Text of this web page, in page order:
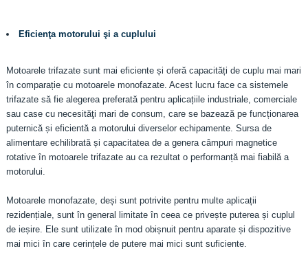
Eficienţa motorului şi a cuplului
Motoarele trifazate sunt mai eficiente și oferă capacități de cuplu mai mari
în comparație cu motoarele monofazate. Acest lucru face ca sistemele
trifazate să fie alegerea preferată pentru aplicațiile industriale, comerciale
sau case cu necesităţi mari de consum, care se bazează pe funcționarea
puternică și eficientă a motorului diverselor echipamente. Sursa de
alimentare echilibrată și capacitatea de a genera câmpuri magnetice
rotative în motoarele trifazate au ca rezultat o performanță mai fiabilă a
motorului.
Motoarele monofazate, deși sunt potrivite pentru multe aplicații
rezidențiale, sunt în general limitate în ceea ce privește puterea și cuplul
de ieșire. Ele sunt utilizate în mod obișnuit pentru aparate și dispozitive
mai mici în care cerințele de putere mai mici sunt suficiente.